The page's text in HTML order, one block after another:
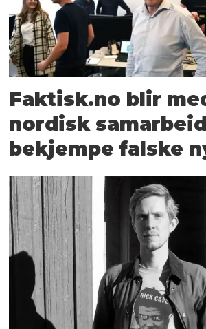
Faktisk.no blir
nordisk
bekjempe falske